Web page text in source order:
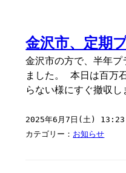
金沢市、定期
金沢市の方で、半年プ
ました。 本日は百万
らない様にすぐ撤収
2025年6月7日(土) 13:23
カテゴリー： お知らせ